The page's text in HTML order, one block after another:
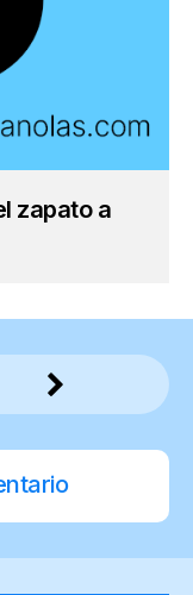
zapato a